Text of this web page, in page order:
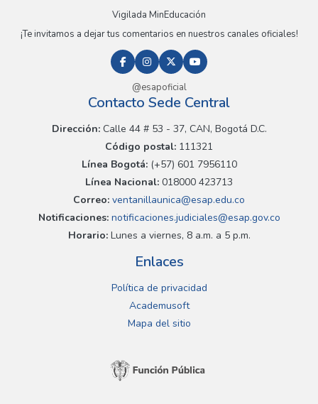
Vigilada MinEducación
¡Te invitamos a dejar tus comentarios en nuestros canales oficiales!
@esapoficial
Contacto Sede Central
Dirección:Calle 44 # 53 - 37, CAN, Bogotá D.C.
Código postal: 111321
Línea Bogotá:(+57) 601 7956110
Línea Nacional: 018000 423713
Correo: ventanillaunica@esap.edu.co
Notificaciones:notificaciones.judiciales@esap.gov.co
Horario:Lunes a viernes, 8 a.m. a 5 p.m.
Enlaces
Política de privacidad
Academusoft
Mapa del sitio